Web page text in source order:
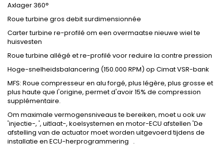
Axlager 360°
Roue turbine gros debit surdimensionnée
Carter turbine re-profilé om een overmaatse nieuwe wiel te
huisvesten
Roue turbine allégé et re-profilé voor reduire la contre pression
Hoge-snelheidsbalancering (150.000 RPM) op Cimat VSR-bank
MFS: Roue compresseur en alu forgé, plus légère, plus grosse et
plus haute que l'origine, permet d'avoir 15% de compression
supplémentaire.
Om maximale vermogensniveaus te bereiken, moet u ook uw
'injectie-, ', uitlaat-, koelsystemen en motor-ECU afstellen 'De
afstelling van de actuator moet worden uitgevoerd tijdens de
installatie en ECU-herprogrammering .